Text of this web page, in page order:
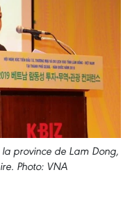
province de Lam Dong,
Photo: VNA